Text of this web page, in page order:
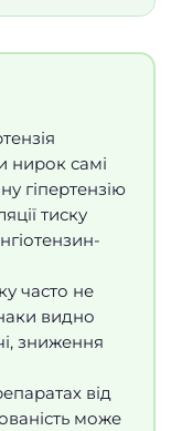
нирок самі
гіпертензію
тиску
часто не
видно
зниження
від
може